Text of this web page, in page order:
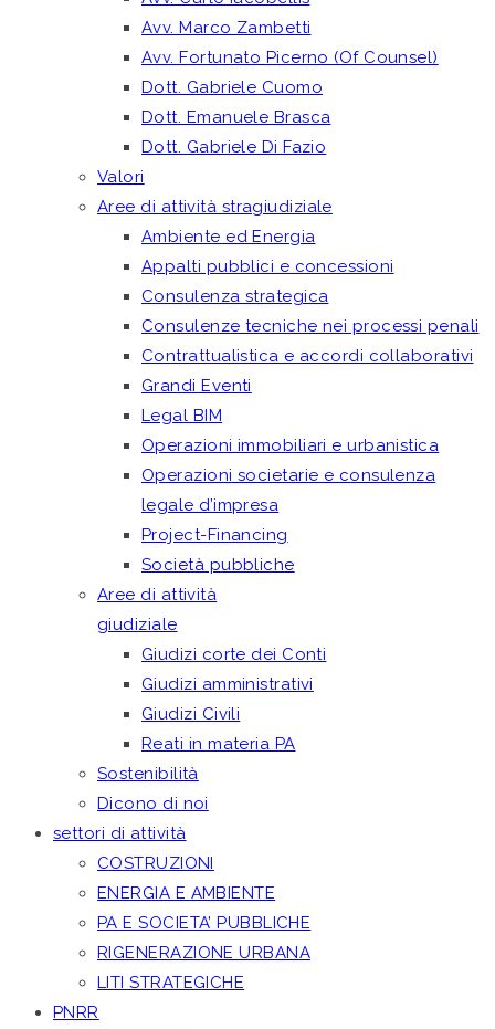
Avv. Marco Zambetti
Avv. Fortunato Picerno (Of Counsel)
Dott. Gabriele Cuomo
Dott. Emanuele Brasca
Dott. Gabriele Di Fazio
Valori
Aree di attività stragiudiziale
Ambiente ed Energia
Appalti pubblici e concessioni
Consulenza strategica
Consulenze tecniche nei processi penali
Contrattualistica e accordi collaborativi
Grandi Eventi
Legal BIM
Operazioni immobiliari e urbanistica
Operazioni societarie e consulenza
legale d’impresa
Project-Financing
Società pubbliche
Aree di attività
giudiziale
Giudizi corte dei Conti
Giudizi amministrativi
Giudizi Civili
Reati in materia PA
Sostenibilità
Dicono di noi
settori di attività
COSTRUZIONI
ENERGIA E AMBIENTE
PA E SOCIETA’ PUBBLICHE
RIGENERAZIONE URBANA
LITI STRATEGICHE
PNRR